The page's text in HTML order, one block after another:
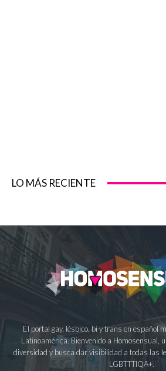
LO MÁS RECIENTE
El portal gay, lésbico, bi y trans en español
Latinoamérica. Bienvenido a Homosensual,
diversidad y busca dar visibilidad a todas las
LGBTTTIQA+.